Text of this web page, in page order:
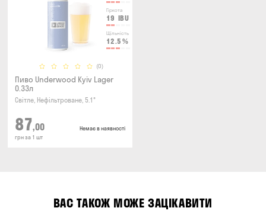
Гіркота
19 IBU
Щільність
12.5 %
(0)
Пиво Underwood Kyiv Lager
0.33л
Світле, Нефільтроване, 5.1°
87,00
грн за 1 шт
Немає в наявності
ВАС ТАКОЖ МОЖЕ ЗАЦІКАВИТИ